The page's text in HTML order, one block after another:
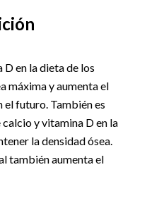
en la dieta de los
máxima y aumenta el
futuro. También es
y vitamina D en la
la densidad ósea.
también aumenta el